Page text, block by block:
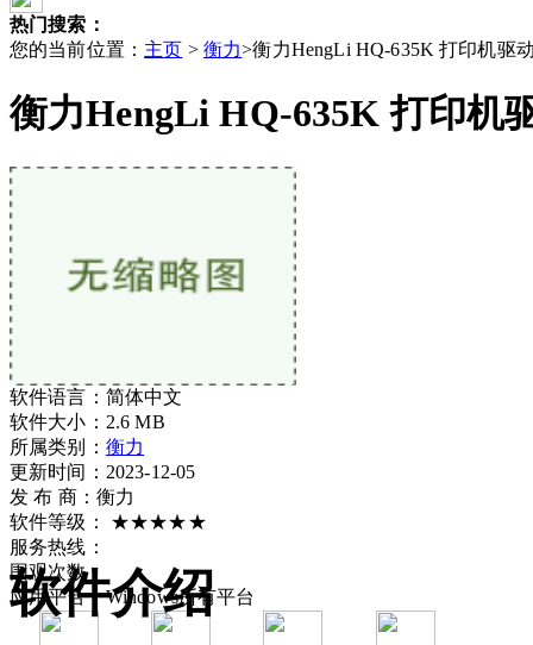
热门搜索：
您的当前位置： 主页 > 衡力>衡力HengLi HQ-635K 打印机驱
衡力HengLi HQ-635K 打印机
软件语言： 简体中文
软件大小： 2.6 MB
所属类别： 衡力
更新时间：2023-12-05
发 布 商： 衡力
软件等级： ★★★★★
服务热线：
围观次数：
应用平台：Windows所有平台
软件介绍